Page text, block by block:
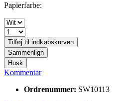
Papierfarbe:
Tilføj til indkøbskurven
Sammenlign
Husk
Kommentar
Ordrenummer: SW10113